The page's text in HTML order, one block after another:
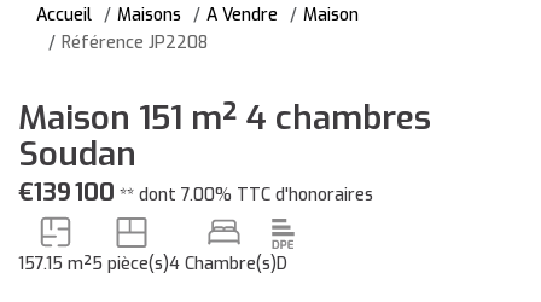
Accueil Maisons A Vendre
Maison
Référence JP2208
Maison 151 m² 4 chambres
Soudan
€139 100 ** dont 7.00% TTC d'honoraires
157.15 m²5 pièce(s)4 Chambre(s)D